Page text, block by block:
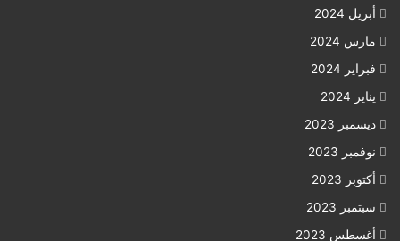
أبريل 2024
مارس 2024
فبراير 2024
يناير 2024
ديسمبر 2023
نوفمبر 2023
أكتوبر 2023
سبتمبر 2023
أغسطس 2023